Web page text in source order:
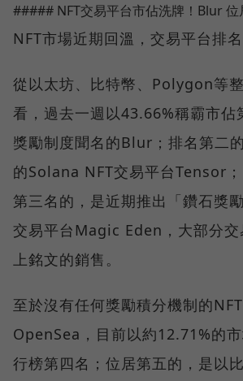
##### NFT交易平台市佔洗牌！Blur 位
NFT市場近期回溫，交易平台排
從以太坊、比特幣、Polygon等
看，過去一週以43.66%稱霸市佔
獎勵制度聞名的Blur；排名第二
的Solana NFT交易平台Tensor
第三名的，是近期推出「鑽石獎
交易平台Magic Eden，大部分交
上銘文的銷售。
至於沒有任何獎勵積分機制的
OpenSea，目前以約12.71%的
行榜第四名；位居第五的，是以